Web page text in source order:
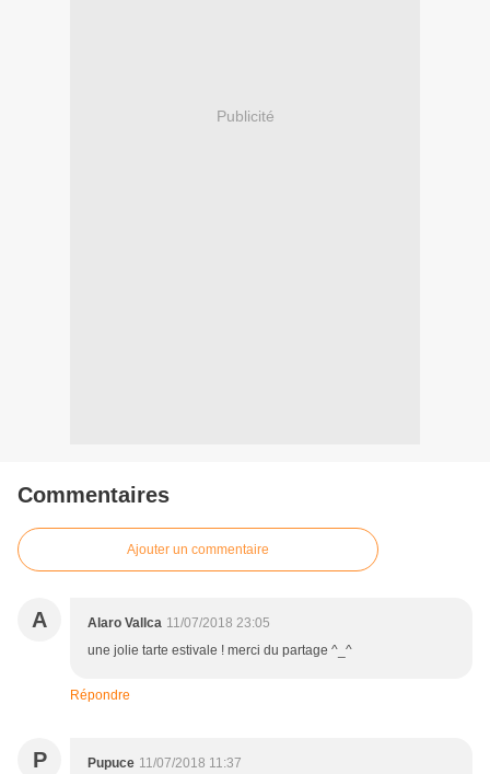
Publicité
Commentaires
Ajouter un commentaire
A Alaro Vallca 11/07/2018 23:05
une jolie tarte estivale ! merci du partage ^_^
Répondre
P Pupuce 11/07/2018 11:37